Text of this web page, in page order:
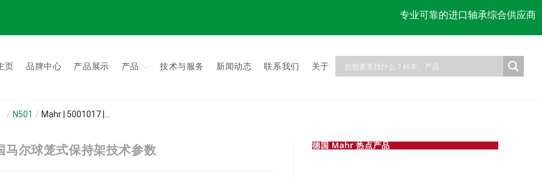
专业可靠的进口轴承综合供应商
页 品牌中心 产品展示 产品 技术与服务 新闻动态 联系我们 关于
/ N501 / Mahr | 5001017 |...
尔球笼式保持架技术参数 德国 Mahr 热点产品